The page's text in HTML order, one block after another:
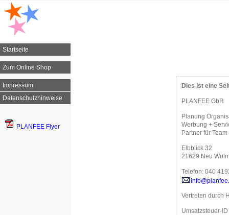
Startseite
Zum Online Shop
Impressum
Datenschutzhinweise
PLANFEE Flyer
Dies ist eine
PLANFEE GbR
Planung
Werbung +
Partner für
Elbblick 32
21629 Neu
Telefon: 040
Vertreten durch
Umsatzsteuer-